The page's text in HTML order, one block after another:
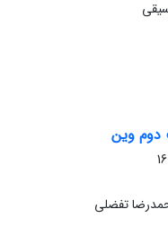
دوم وین
تفضلی